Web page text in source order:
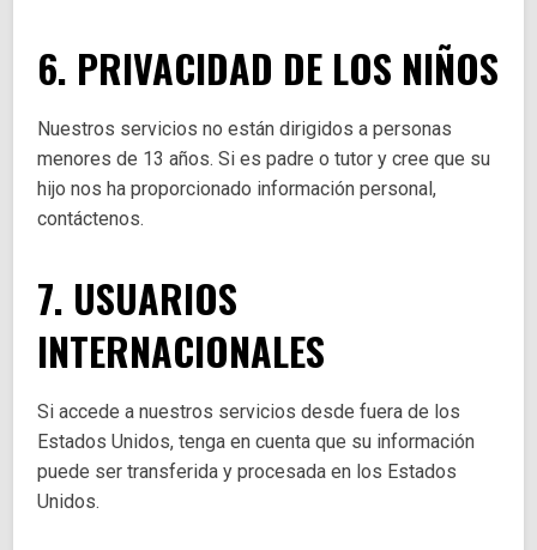
6. PRIVACIDAD DE LOS NIÑOS
Nuestros servicios no están dirigidos a personas
menores de 13 años. Si es padre o tutor y cree que su
hijo nos ha proporcionado información personal,
contáctenos.
7. USUARIOS
INTERNACIONALES
Si accede a nuestros servicios desde fuera de los
Estados Unidos, tenga en cuenta que su información
puede ser transferida y procesada en los Estados
Unidos.